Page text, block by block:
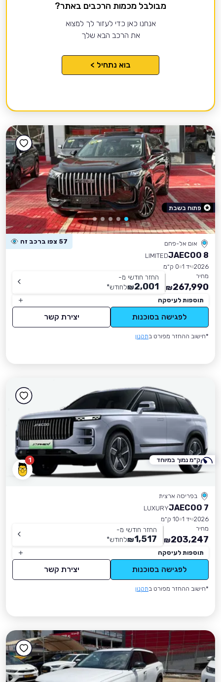
מבולבל מכמות הרכבים באתר?
אנחנו כאן כדי לעזור לך למצוא
את הרכב הבא שלך
בוא נתחיל >
אום אל-פחם 57 צפו ברכב זה
JAECOO 8
LIMITED
2026 יד 1
0 ק״מ
מחיר
267,990
₪
החזר חודשי מ-
2,001
₪לחודש*
תוספות לעיסקה
לפגישה בסוכנות יצירת קשר
*חישוב ההחזר מפורט בתקנון
פתוח בשבת
1
בפריסה ארצית
JAECOO 7
LUXURY
2026 יד 1
10 ק״מ
מחיר
203,247
₪
החזר חודשי מ-
1,517
₪לחודש*
תוספות לעיסקה
לפגישה בסוכנות יצירת קשר
*חישוב ההחזר מפורט בתקנון
ק״מ נמוך במיוחד